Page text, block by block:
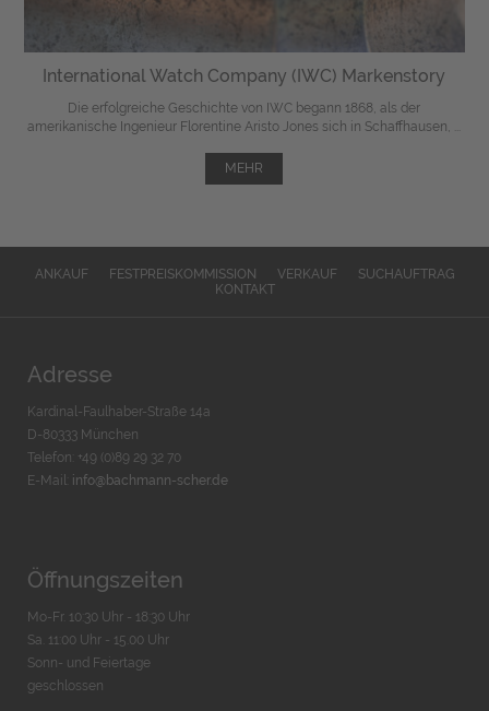
International Watch Company (IWC) Markenstory
Die erfolgreiche Geschichte von IWC begann 1868, als der
amerikanische Ingenieur Florentine Aristo Jones sich in Schaffhausen, ...
MEHR
ANKAUF FESTPREISKOMMISSION VERKAUF
SUCHAUFTRAG
KONTAKT
Adresse
Kardinal-Faulhaber-Straße 14a
D-80333 München
Telefon: +49 (0)89 29 32 70
E-Mail: info@bachmann-scher.de
Öffnungszeiten
Mo-Fr. 10:30 Uhr - 18:30 Uhr
Sa. 11:00 Uhr - 15.00 Uhr
Sonn- und Feiertage
geschlossen